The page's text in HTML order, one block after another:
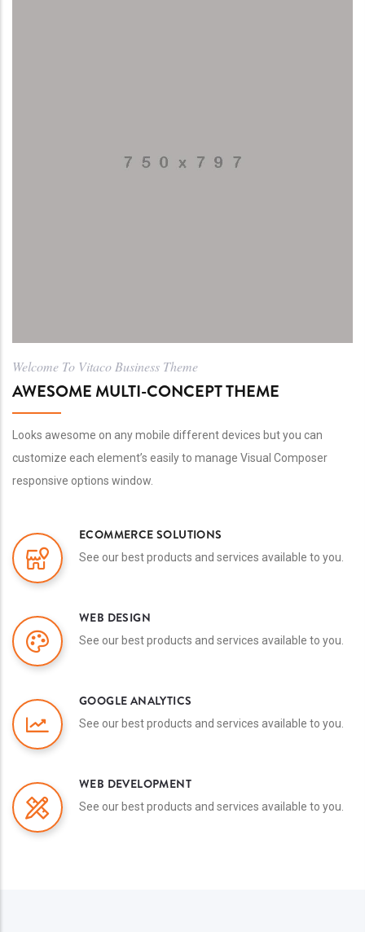
Welcome To Vitaco Business Theme
AWESOME MULTI-CONCEPT THEME
Looks awesome on any mobile different devices but you can
customize each element’s easily to manage Visual Composer
responsive options window.
ECOMMERCE SOLUTIONS
See our best products and services available to you.
WEB DESIGN
See our best products and services available to you.
GOOGLE ANALYTICS
See our best products and services available to you.
WEB DEVELOPMENT
See our best products and services available to you.